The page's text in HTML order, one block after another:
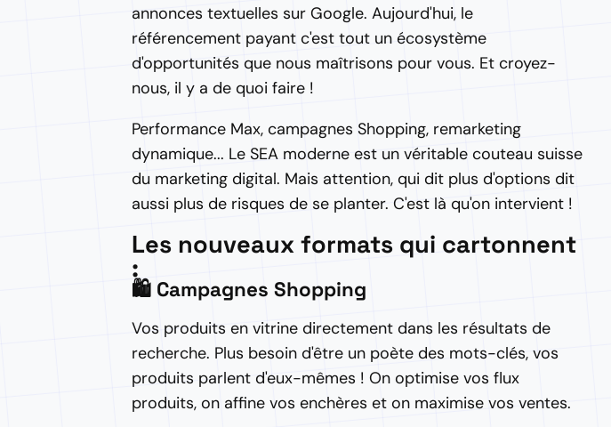
annonces textuelles sur Google. Aujourd'hui, le
référencement payant c'est tout un écosystème
d'opportunités que nous maîtrisons pour vous. Et croyez-
nous, il y a de quoi faire !
Performance Max, campagnes Shopping, remarketing
dynamique... Le SEA moderne est un véritable couteau suisse
du marketing digital. Mais attention, qui dit plus d'options dit
aussi plus de risques de se planter. C'est là qu'on intervient !
Les nouveaux formats qui cartonnent
:
🛍️ Campagnes Shopping
Vos produits en vitrine directement dans les résultats de
recherche. Plus besoin d'être un poète des mots-clés, vos
produits parlent d'eux-mêmes ! On optimise vos flux
produits, on affine vos enchères et on maximise vos ventes.